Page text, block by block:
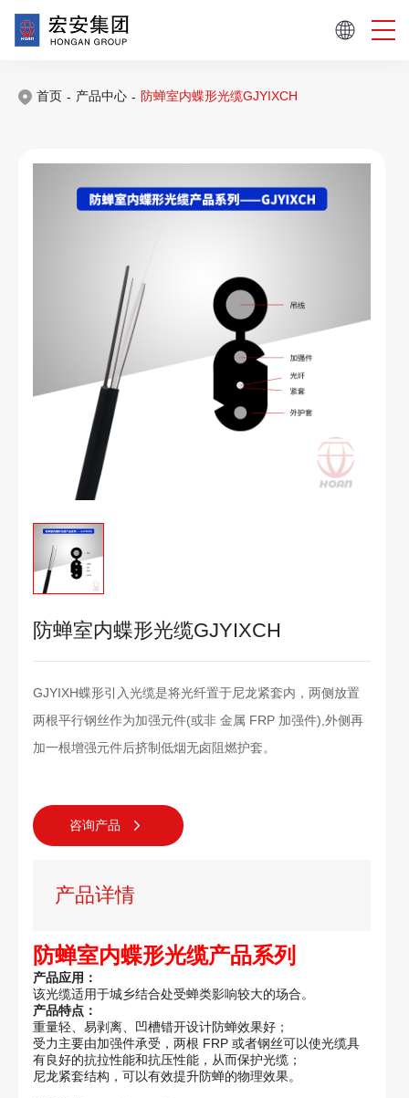
首页 - 产品中心 - 防蝉室内蝶形光缆GJYIXCH
防蝉室内蝶形光缆GJYIXCH
GJYIXH蝶形引入光缆是将光纤置于尼龙紧套内，两侧放置
两根平行钢丝作为加强元件(或非 金属 FRP 加强件),外侧再
加一根增强元件后挤制低烟无卤阻燃护套。
咨询产品
产品详情
防蝉室内蝶形光缆产品系列
产品应用：
该光缆适用于城乡结合处受蝉类影响较大的场合。
产品特点：
重量轻、易剥离、凹槽错开设计防蝉效果好；
受力主要由加强件承受，两根 FRP 或者钢丝可以使光缆具
有良好的抗拉性能和抗压性能，从而保护光缆；
尼龙紧套结构，可以有效提升防蝉的物理效果。